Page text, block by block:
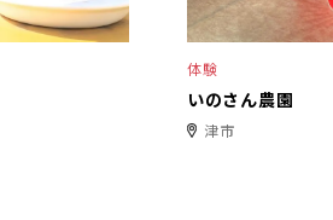
体験
いのさん農園
津市